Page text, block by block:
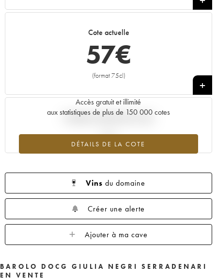
Cote actuelle
57€
(format 75cl)
+
Accès gratuit et illimité
aux statistiques de plus de 150 000 cotes
DÉTAILS DE LA COTE
Tendance actuelle de la cote
Vins du domaine
Créer une alerte
Ajouter à ma cave
BAROLO DOCG GIULIA NEGRI SERRADENARI
EN VENTE